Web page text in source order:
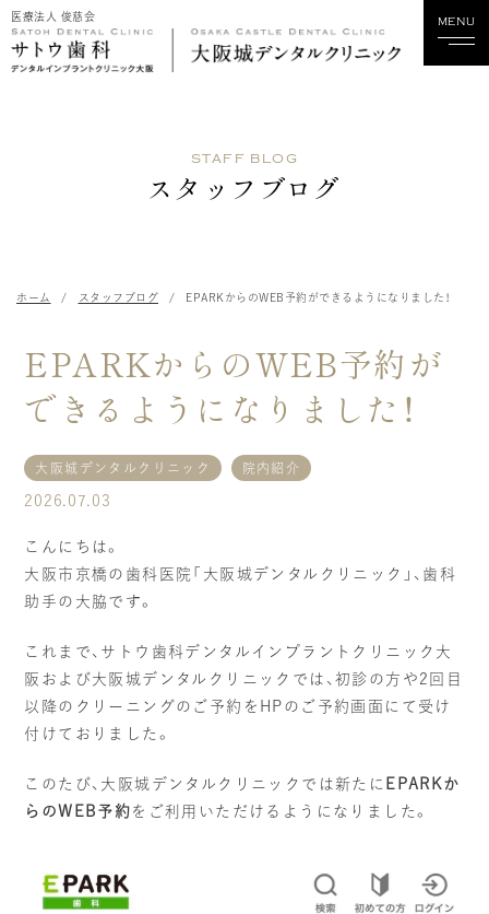
医療法人 俊慈会 MENU
料金
歯科関係の方へ
採用情報
スタッフブログ
ご予約・お問い合わせ
STAFF BLOG
スタッフブログ
ホーム スタッフブログ EPARKからのWEB予約ができるようになりました！
EPARKからのWEB予約が
できるようになりました！
大阪城デンタルクリニック 院内紹介
2026.07.03
こんにちは。
大阪市京橋の歯科医院「大阪城デンタルクリニック」、歯科
助手の大脇です。
これまで、サトウ歯科デンタルインプラントクリニック大
阪および大阪城デンタルクリニックでは、初診の方や2回目
以降のクリーニングのご予約をHPのご予約画面にて受け
付けておりました。
このたび、大阪城デンタルクリニックでは新たに EPARKか
らのWEB予約 をご利用いただけるようになりました。